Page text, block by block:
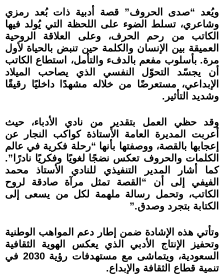
ويُعد “صدى الحروف” قصة أدبية ذات بُعد رمزي
وشاعري، تسلط الضوء على اللحظة التي يُولد فيها
الكاتب من رحم الحرف، وعلى العلاقة الروحية
العميقة بين الإنسان والكلمة حين تنبض بالحياة لأول
مرة. بأسلوب مفعم بالدفء والتأمل، استطاع الكاتب
أن يجسّد التحوّل النفسي الذي يصاحب الميلاد
الإبداعي، مستعرضًا من خلاله مشهدًا داخليًا رقيقًا
وشديد التأثير.
وقد حظي العمل بتقدير من نادي الأدباء، حيث
أعربت المديرة العامة الأستاذة كواكب النجار عن
إعجابها بالقصة، ووصفتها بأنها “رحلة فكرية في عالم
الكلمات والحروف تعكس نضجًا لغويًا وفكريًا نادرًا”.
كما أشار المدير التنفيذي للنادي الأستاذ محمد
الفيفي إلى أن “القصة تمثل مرآة صادقة لروح
الكاتب، وتحمل رسالة ملهمة لكل من يسعى إلى
الكتابة بتجرد وصدق.”
وتأتي هذه الإشادة ضمن إطار دعم المواهب الوطنية
وتحفيز الإنتاج الأدبي الذي يعكس الهوية الثقافية
السعودية، ويتماشى مع مستهدفات رؤية 2030 في
تنمية قطاع الثقافة والإبداع.